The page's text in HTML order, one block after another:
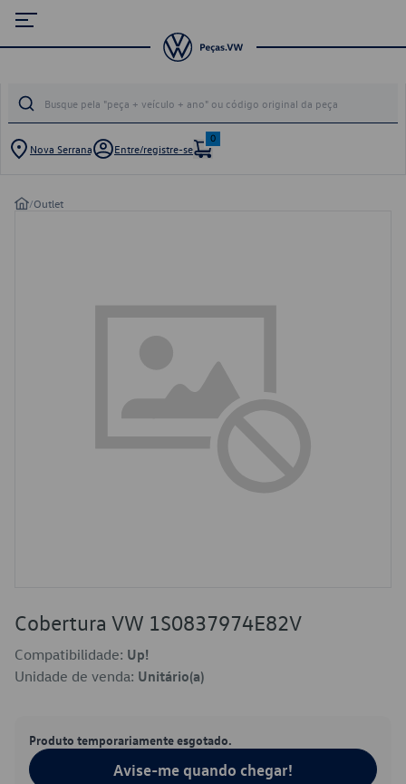
Nova Serrana Entre/registre-se
0
/Outlet
Cobertura VW 1S0837974E82V
Compatibilidade: Up!
Unidade de venda: Unitário(a)
Produto temporariamente esgotado.
Avise-me quando chegar!